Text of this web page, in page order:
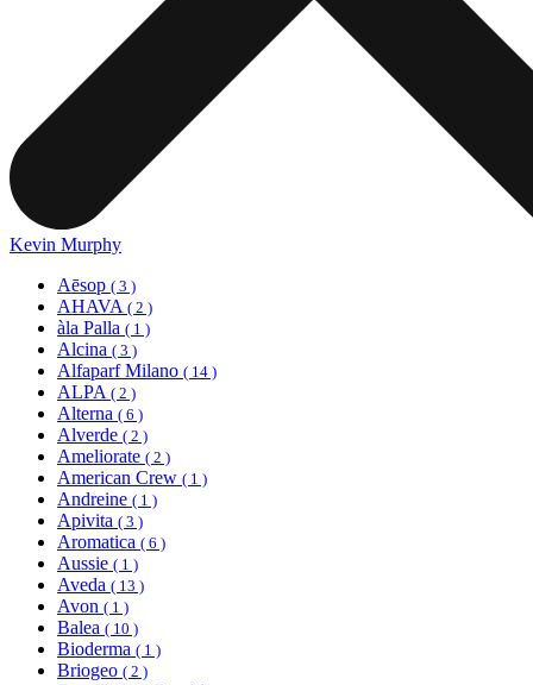
Kevin Murphy
Aēsop ( 3 )
AHAVA ( 2 )
àla Palla ( 1 )
Alcina ( 3 )
Alfaparf Milano ( 14 )
ALPA ( 2 )
Alterna ( 6 )
Alverde ( 2 )
Ameliorate ( 2 )
American Crew ( 1 )
Andreine ( 1 )
Apivita ( 3 )
Aromatica ( 6 )
Aussie ( 1 )
Aveda ( 13 )
Avon ( 1 )
Balea ( 10 )
Bioderma ( 1 )
Briogeo ( 2 )